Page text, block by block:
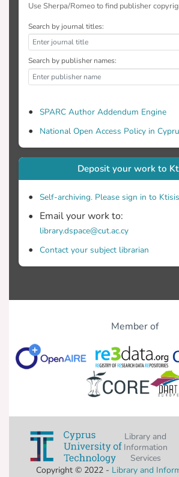
Use Sherpa/Romeo to find publisher
Search by journal titles:
Search by publisher names:
SPARC Author Addendum Engine
National Open Access Policy in
Deposit your work to
Self-archiving. Please sign in to
Email your work to:
library.dspace@cut.ac.cy
Contact your subject librarian
Member of
Library and
Information
Services
Copyright © 2022 - Library and